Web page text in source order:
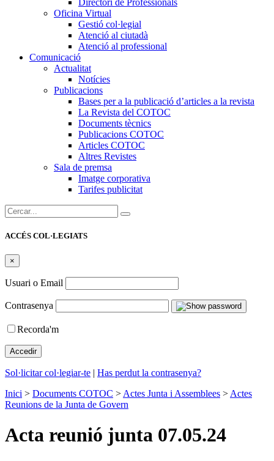
Directori de Professionals
Oficina Virtual
Gestió col·legial
Atenció al ciutadà
Atenció al professional
Comunicació
Actualitat
Notícies
Publicacions
Bases per a la publicació d’articles a la revista
La Revista del COTOC
Documents tècnics
Publicacions COTOC
Articles COTOC
Altres Revistes
Sala de premsa
Imatge corporativa
Tarifes publicitat
Cercar:
ACCÉS COL·LEGIATS
×
Usuari o Email
Contrasenya
Recorda'm
Sol·licitar col·legiar-te | Has perdut la contrasenya?
Inici > Documents COTOC > Actes Junta i Assemblees > Actes
Reunions de la Junta de Govern
Acta reunió junta 07.05.24